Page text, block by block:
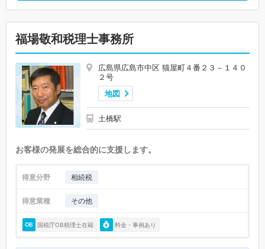
福場敬和税理士事務所
広島県広島市中区 猫屋町４番２３－１４０
２号
地図
土橋駅
お客様の発展を総合的に支援します。
得意分野 相続税
得意業種 その他
国税庁OB税理士在籍 料金・事例あり